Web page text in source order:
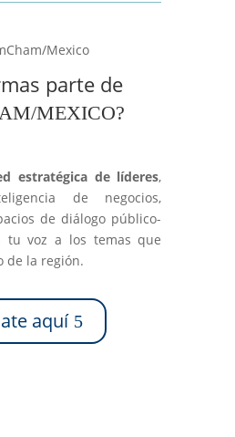
parte de
MEXICO?
estratégica de líderes,
de negocios,
de diálogo público-
tu voz a los temas que
de la región.
aquí